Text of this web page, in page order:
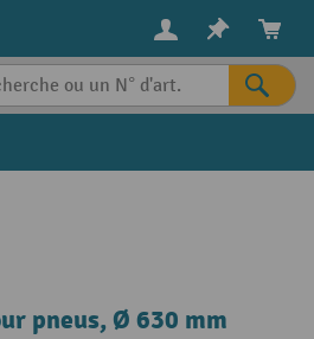
pneus, Ø 630 mm